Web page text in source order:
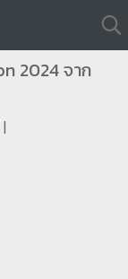
2024 จาก
|